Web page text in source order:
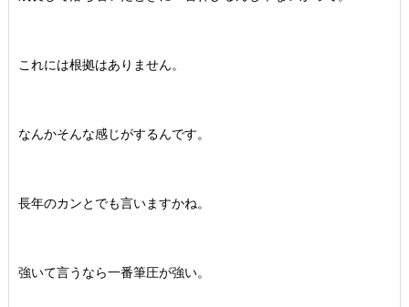
これには根拠はありません。
なんかそんな感じがするんです。
長年のカンとでも言いますかね。
強いて言うなら一番筆圧が強い。